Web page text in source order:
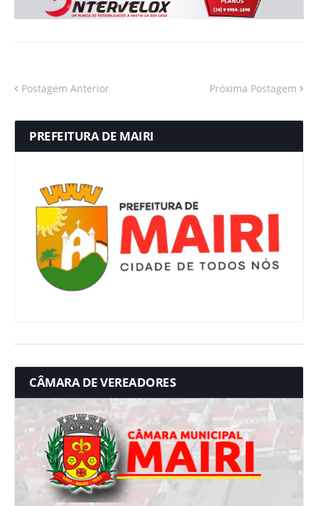
Postagem Anterior Próxima Postagem
PREFEITURA DE MAIRI
CÂMARA DE VEREADORES